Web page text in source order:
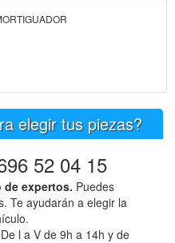
elegir tus piezas?
52 04 15
expertos. Puedes
Te ayudarán a elegir la
l a V de 9h a 14h y de